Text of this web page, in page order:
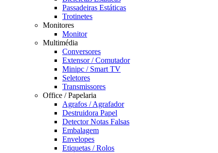
Passadeiras Estáticas
Trotinetes
Monitores
Monitor
Multimédia
Conversores
Extensor / Comutador
Minipc / Smart TV
Seletores
Transmissores
Office / Papelaria
Agrafos / Agrafador
Destruidora Papel
Detector Notas Falsas
Embalagem
Envelopes
Etiquetas / Rolos